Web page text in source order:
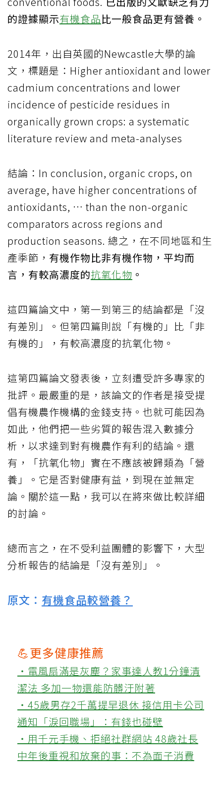
的證據顯示有機食品比一般食品更有營養。
2014年，出自英國的Newcastle大學的論
文，標題是：Higher antioxidant and lower
cadmium concentrations and lower
incidence of pesticide residues in
organically grown crops: a systematic
literature review and meta-analyses
結論：In conclusion, organic crops, on
average, have higher concentrations of
antioxidants, … than the non-organic
comparators across regions and
production seasons. 總之，在不同地區和生
產季節， 有機作物比非有機作物，平均而
言，有較高濃度的抗氧化物 。
這四篇論文中，第一到第三的結論都是「沒
有差別」。但第四篇則說「有機的」比「非
有機的」，有較高濃度的抗氧化物。
這第四篇論文發表後，立刻遭受許多專家的
批評。最嚴重的是，該論文的作者是接受提
倡有機農作機構的金錢支持。也就可能因為
如此，他們把一些劣質的報告混入數據分
析，以求達到對有機農作有利的結論。還
有，「抗氧化物」實在不應該被歸類為「營
養」。它是否對健康有益，到現在並無定
論。關於這一點，我可以在將來做比較詳細
的討論。
總而言之，在不受利益團體的影響下，大型
分析報告的結論是「沒有差別」。
原文： 有機食品較營養？
💪更多健康推薦
‧電風扇滿是灰塵？家事達人教1分鐘清
潔法 多加一物還能防髒汙附著
‧45歲男存2千萬提早退休 接信用卡公司
通知「淚回職場」：有錢也碰壁
‧用千元手機、拒絕社群網站 48歲社長
中年後重視和放棄的事：不為面子消費